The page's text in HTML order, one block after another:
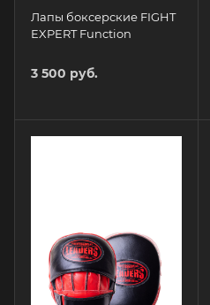
Лапы боксерские FIGHT
EXPERT Function
3 500 руб.